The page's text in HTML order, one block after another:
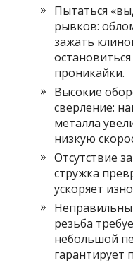
Пытаться
рывков:
зажать
проникайки.
Высокие
сверление:
металла
низкую
Отсутствие
стружка
ускоряет
резьба
небольшой
гарантирует